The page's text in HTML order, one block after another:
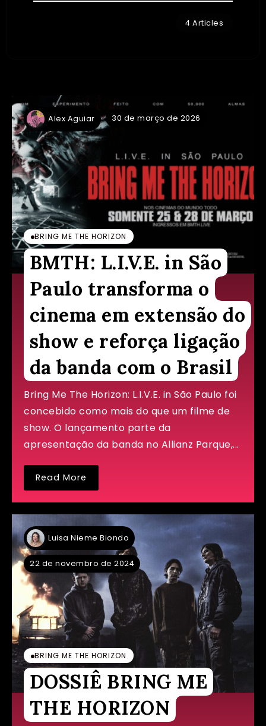
4 Articles
Alex Aguiar 30 de março de 2026
BRING ME THE HORIZON
BMTH: L.I.V.E. in São
Paulo transforma o
cinema em extensão do
show e reforça ligação
da banda com o Brasil
Bring Me The Horizon: L.I.V.E. in São Paulo foi
concebido como mais do que um filme de
show. O lançamento parte da
apresentação da banda no Allianz Parque,...
Read More
Luisa Nieme Biondo
22 de novembro de 2024
BRING ME THE HORIZON
DOSSIÊ BRING ME
THE HORIZON